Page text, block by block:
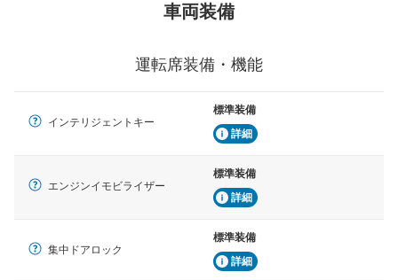
車両装備
運転席装備・機能
インテリジェントキー
標準装備
詳細
エンジンイモビライザー
標準装備
詳細
集中ドアロック
標準装備
詳細